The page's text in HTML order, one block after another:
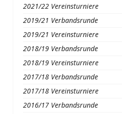
2021/22 Vereinsturniere
2019/21 Verbandsrunde
2019/21 Vereinsturniere
2018/19 Verbandsrunde
2018/19 Vereinsturniere
2017/18 Verbandsrunde
2017/18 Vereinsturniere
2016/17 Verbandsrunde